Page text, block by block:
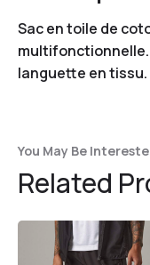
Sac en toile de
languette en
You May Be
Related